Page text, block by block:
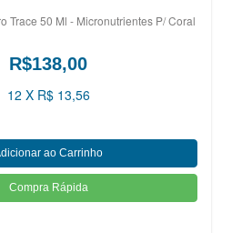
Trace 50 Ml - Micronutrientes P/ Coral
R$138,00
12 X R$ 13,56